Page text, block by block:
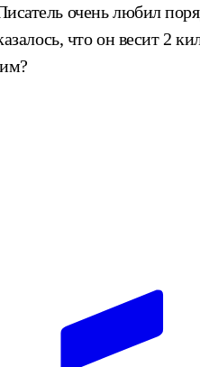
очень любил
что он весит 2